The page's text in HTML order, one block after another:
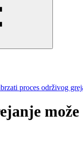
proces održivog